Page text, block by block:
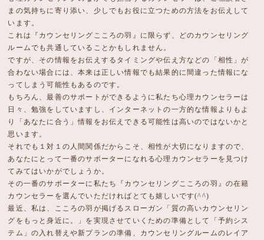
まの気持ちに寄り添い、少しでもお役に立つための方法をお伝えして
います。
これは『カウンセリングこころの羽』に限らず、どのカウンセリング
ルームでも共通していることかもしれません。
ですが、その情報をお伝えするタイミングや伝え方などの「相性」が
合わない場合には、本来は正しい情報でも結果的に間違った情報にな
ってしまう可能性もあるのです。
もちろん、最善のサポートができるように私たち心理カウンセラーは
日々、勉強をしていますし、インターネットの一方的な情報よりもよ
り「あなたに合う」情報をお伝えできる可能性は高いのではないかと
思います。
それでも１対１の人間関係だからこそ、相性が大切になりますので、
あなたにとって一番のサポーターになれる心理カウンセラーを見つけ
てみてはいかがでしょうか。
その一番のサポーターに私たち『カウンセリングこころの羽』の在籍
カウンセラーを選んでいただければとても嬉しいです(^^)
最近、私は、こころの羽が掲げるスローガン「質の高いカウンセリン
グをもっと身近に。」を実現させていくための準備として「予約シス
テム」の入れ替えや新プランの準備、カウンセリングルームのレイア